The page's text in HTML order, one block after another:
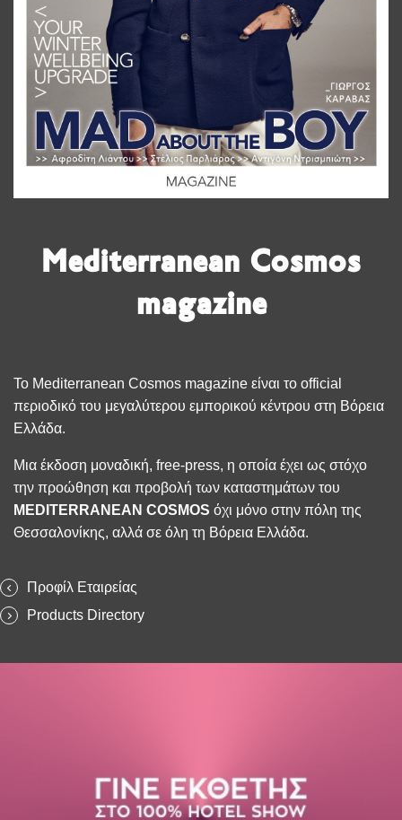
Mediterranean Cosmos
magazine
Το Mediterranean Cosmos magazine είναι το official
περιοδικό του μεγαλύτερου εμπορικού κέντρου στη Βόρεια
Ελλάδα.
Μια έκδοση μοναδική, free-press, η οποία έχει ως στόχο
την προώθηση και προβολή των καταστημάτων του
MEDITERRANEAN COSMOS όχι μόνο στην πόλη της
Θεσσαλονίκης, αλλά σε όλη τη Βόρεια Ελλάδα.
Προφίλ Εταιρείας
Products Directory